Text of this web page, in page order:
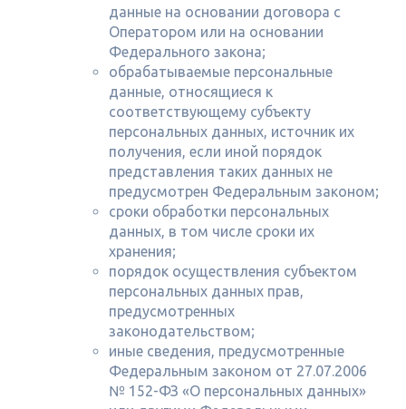
данные на основании договора с
Оператором или на основании
Федерального закона;
обрабатываемые персональные
данные, относящиеся к
соответствующему субъекту
персональных данных, источник их
получения, если иной порядок
представления таких данных не
предусмотрен Федеральным законом;
сроки обработки персональных
данных, в том числе сроки их
хранения;
порядок осуществления субъектом
персональных данных прав,
предусмотренных
законодательством;
иные сведения, предусмотренные
Федеральным законом от 27.07.2006
№ 152-ФЗ «О персональных данных»